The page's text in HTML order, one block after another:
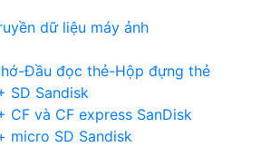
dữ liệu máy ảnh
Đầu đọc thẻ-Hộp đựng thẻ
SD Sandisk
CF và CF express SanDisk
micro SD Sandisk